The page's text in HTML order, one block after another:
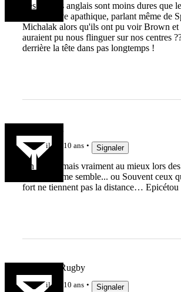
Les médias anglais sont moins dures que
Je les trouve apathique, parlant même de
Michalak alors qu'ils ont pu voir Brown et
auraient pu nous flinguer sur nos centres
derrière la tête dans pas longtemps !
il y a 10 ans Signaler
On n'est jamais vraiment au mieux lors
matches il me semble... ou Souvent ceux
fort ne tiennent pas la distance… Epicétou
LeDocDuRugby
il y a 10 ans Signaler